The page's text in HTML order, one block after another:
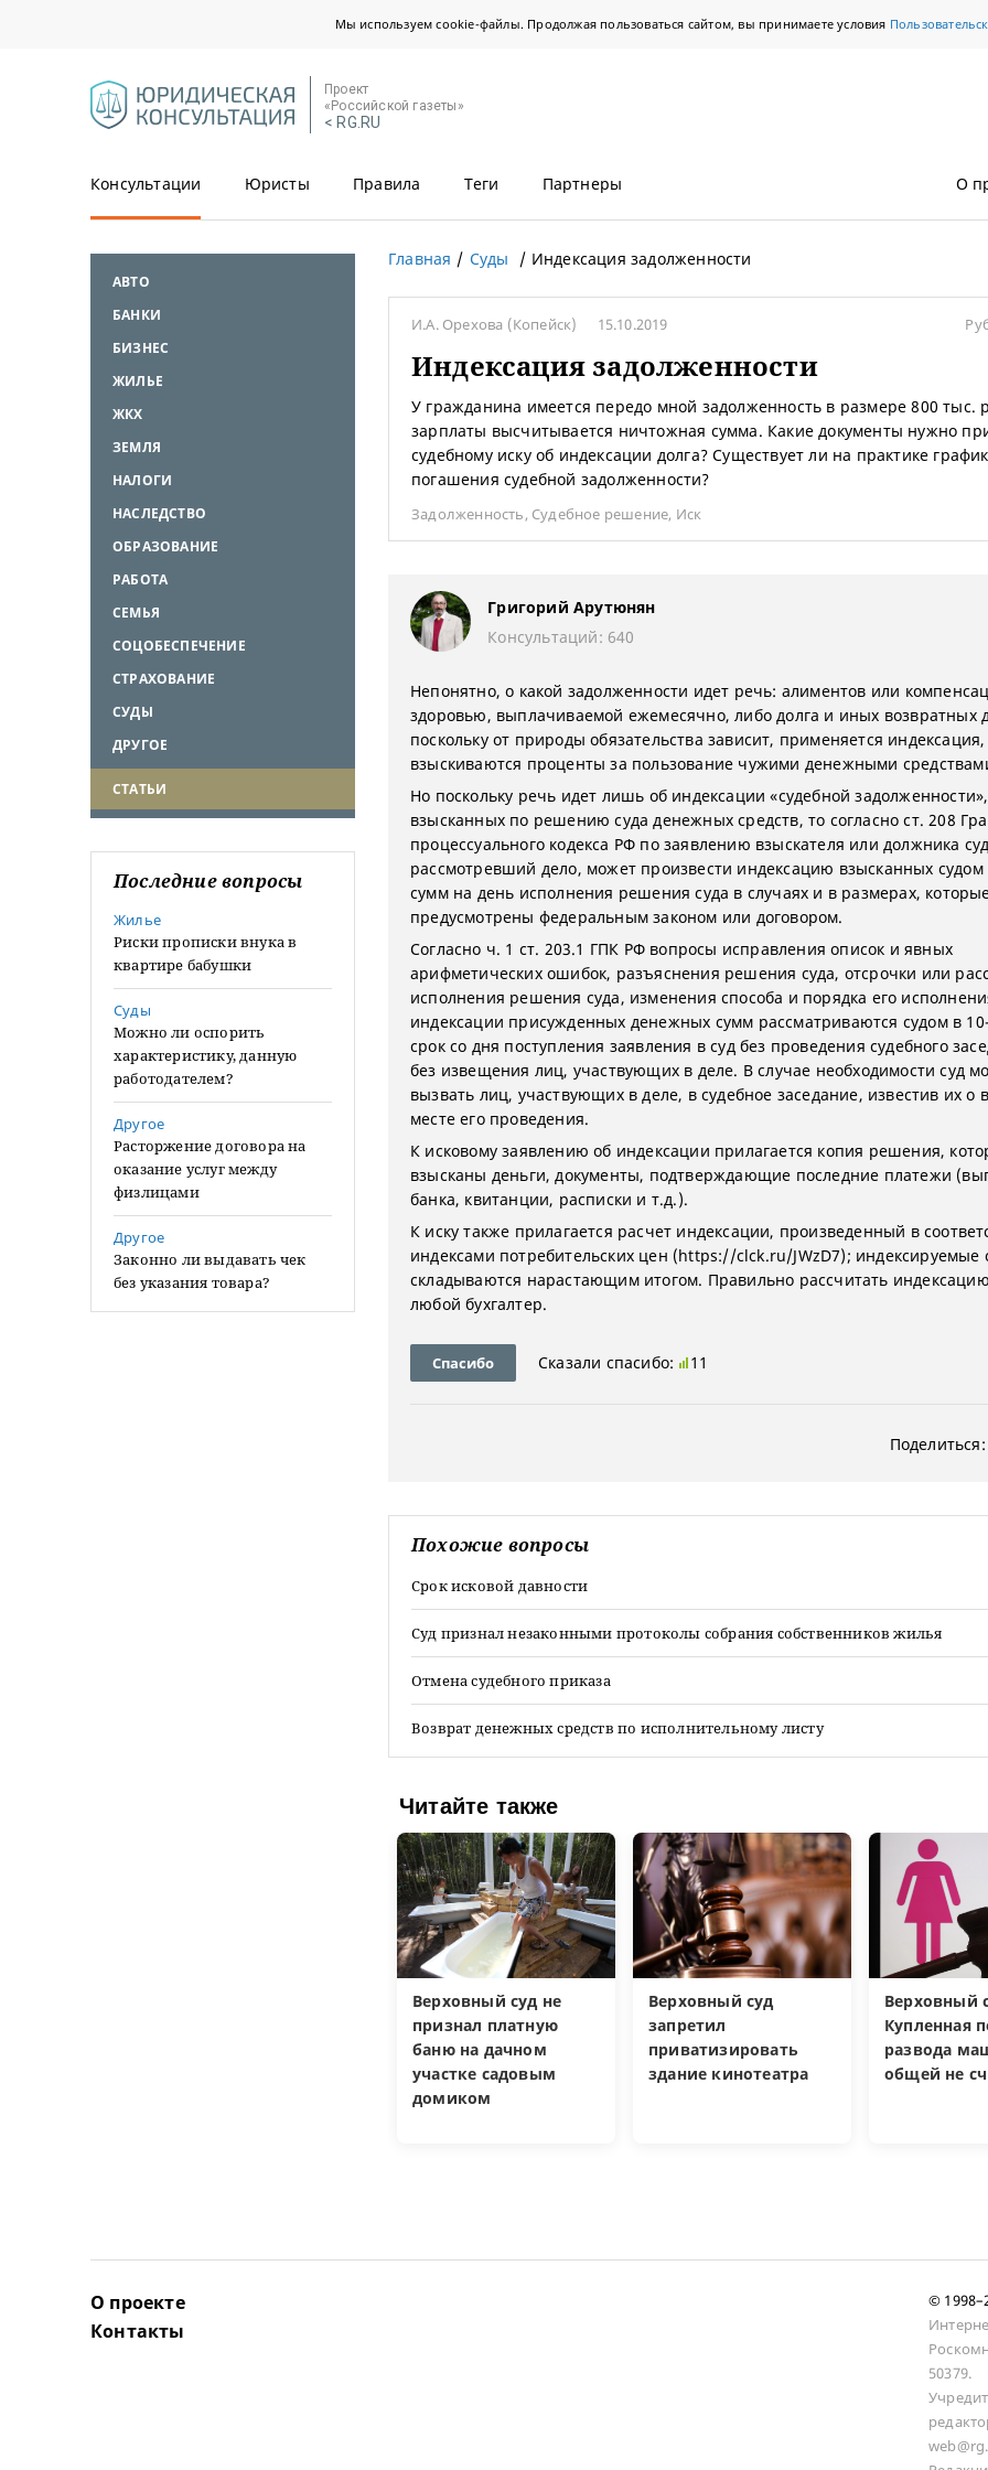
Мы используем cookie-файлы. Продолжая пользоваться сайтом, вы принимаете условия
Проект
«Российской газеты»
< RG.RU
Консультации Юристы Правила Теги Партнеры О
АВТО
БАНКИ
БИЗНЕС
ЖИЛЬЕ
ЖКХ
ЗЕМЛЯ
НАЛОГИ
НАСЛЕДСТВО
ОБРАЗОВАНИЕ
РАБОТА
СЕМЬЯ
СОЦОБЕСПЕЧЕНИЕ
СТРАХОВАНИЕ
СУДЫ
ДРУГОЕ
СТАТЬИ
Последние вопросы
Жилье
Риски прописки внука в
квартире бабушки
Суды
Можно ли оспорить
характеристику, данную
работодателем?
Другое
Расторжение договора на
оказание услуг между
физлицами
Другое
Законно ли выдавать чек
без указания товара?
Главная Суды Индексация задолженности
И.А. Орехова (Копейск) 15.10.2019
Индексация задолженности
У гражданина имеется передо мной задолженность в размере 800 тыс.
зарплаты высчитывается ничтожная сумма. Какие документы нужно
судебному иску об индексации долга? Существует ли на практике график
погашения судебной задолженности?
Задолженность, Судебное решение, Иск
Григорий Арутюнян
Консультаций: 640
Непонятно, о какой задолженности идет речь: алиментов или
здоровью, выплачиваемой ежемесячно, либо долга и иных возвратных
поскольку от природы обязательства зависит, применяется индексация,
взыскиваются проценты за пользование чужими денежными
Но поскольку речь идет лишь об индексации «судебной
взысканных по решению суда денежных средств, то согласно ст. 208
процессуального кодекса РФ по заявлению взыскателя или должника
рассмотревший дело, может произвести индексацию взысканных
сумм на день исполнения решения суда в случаях и в размерах,
предусмотрены федеральным законом или договором.
Согласно ч. 1 ст. 203.1 ГПК РФ вопросы исправления описок и явных
арифметических ошибок, разъяснения решения суда, отсрочки или
исполнения решения суда, изменения способа и порядка его
индексации присужденных денежных сумм рассматриваются судом в
срок со дня поступления заявления в суд без проведения судебного
без извещения лиц, участвующих в деле. В случае необходимости суд
вызвать лиц, участвующих в деле, в судебное заседание, известив их о
месте его проведения.
К исковому заявлению об индексации прилагается копия решения,
взысканы деньги, документы, подтверждающие последние платежи
банка, квитанции, расписки и т.д.).
К иску также прилагается расчет индексации, произведенный в
индексами потребительских цен (https://clck.ru/JWzD7); индексируемые
складываются нарастающим итогом. Правильно рассчитать
любой бухгалтер.
Спасибо Сказали спасибо: 11
Поделиться:
Похожие вопросы
Срок исковой давности
Суд признал незаконными протоколы собрания собственников жилья
Отмена судебного приказа
Возврат денежных средств по исполнительному листу
Читайте также
Верховный суд не
признал платную
баню на дачном
участке садовым
домиком
Верховный суд
запретил
приватизировать
здание кинотеатра
Верховный
Купленная
развода
общей не
О проекте
Контакты
©
50379.